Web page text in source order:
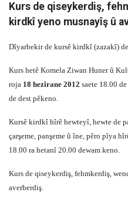
Kurs de qiseykerdiş,
kirdkî yeno musnayîş û
Dîyarbekir de kursê kirdkî (zazakî)
Kurs hetê Komela Ziwan Huner û
roja 18 hezîrane 2012 saete 18.00
de dest pêkeno.
Kursê kirdkî hîrê hewteyî, hewte de
çarşeme, panşeme û îne, pêro pîya
18.00 ra hetanî 20.00 dewam keno.
Kurs de qiseykerdiş, fehmkerdiş,
averberdiş.